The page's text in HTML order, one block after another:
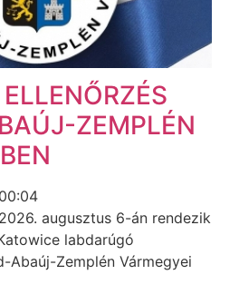
ZEMPLÉN
augusztus 6-án rendezik
labdarúgó
Abaúj-Zemplén Vármegyei